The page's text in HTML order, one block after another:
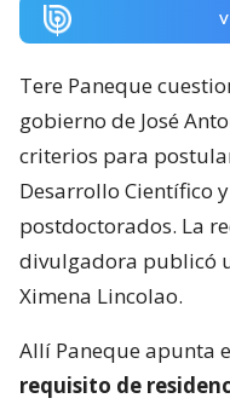
Tere Paneque
gobierno de José
criterios para
Desarrollo Científico
postdoctorados. La
divulgadora publicó
Ximena Lincolao.
Allí Paneque apunta
requisito de